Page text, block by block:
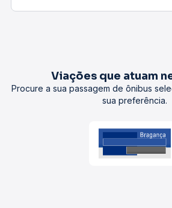
Viações que atuam
Procure a sua passagem de ônibus
sua preferência.